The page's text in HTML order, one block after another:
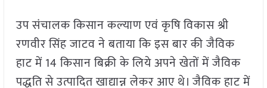
उप संचालक किसान कल्याण एवं कृषि विकास श्री
रणवीर सिंह जाटव ने बताया कि इस बार की जैविक
हाट में 14 किसान बिक्री के लिये अपने खेतों में जैविक
पद्धति से उत्पादित खाद्यान्न लेकर आए थे। जैविक हाट में